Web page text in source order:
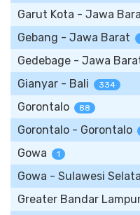
Garut Kota - Jawa
Gebang - Jawa Barat
Gedebage - Jawa
Gianyar - Bali 334
Gorontalo 88
Gorontalo - Gorontalo
Gowa 1
Gowa - Sulawesi
Greater Bandar